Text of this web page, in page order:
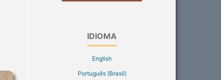
IDIOMA
English
Português (Brasil)